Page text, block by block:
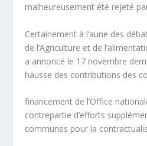
malheureusement été rejeté
Certainement à l’aune des
de l’Agriculture et de
a annoncé le 17 novembre
hausse des contributions des
financement de l’Office
contrepartie d’efforts
communes pour la